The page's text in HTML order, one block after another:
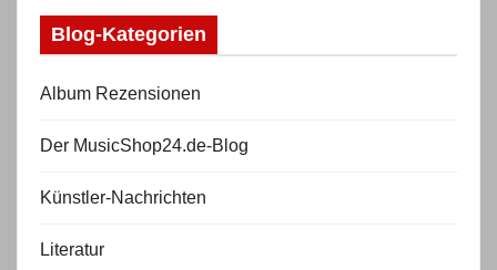
Blog-Kategorien
Album Rezensionen
Der MusicShop24.de-Blog
Künstler-Nachrichten
Literatur